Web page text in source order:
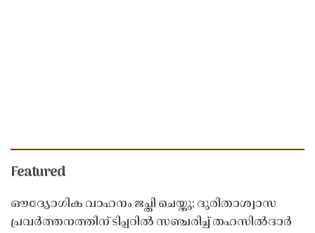
Featured
ഔദ്യോഗിക വാഹനം ജപ്തി ചെയ്തു; ദുരിതാശ്വാസ
പ്രവർത്തനത്തിന് ടിപ്പറിൽ സഞ്ചരിച്ച് തഹസിൽദാർ